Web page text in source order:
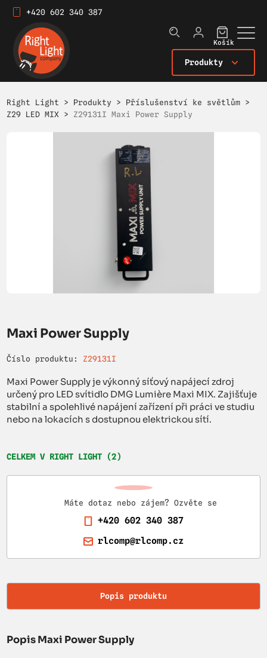
+420 602 340 387
Produkty
Košík
Right Light > Produkty > Příslušenství ke světlům >
Z29 LED MIX > Z29131I Maxi Power Supply
Maxi Power Supply
Číslo produktu: Z29131I
Maxi Power Supply je výkonný síťový napájecí zdroj
určený pro LED svítidlo DMG Lumière Maxi MIX. Zajišťuje
stabilní a spolehlivé napájení zařízení při práci ve studiu
nebo na lokacích s dostupnou elektrickou sítí.
CELKEM V RIGHT LIGHT (2)
Máte dotaz nebo zájem? Ozvěte se
+420 602 340 387
rlcomp@rlcomp.cz
Popis produktu
Popis Maxi Power Supply